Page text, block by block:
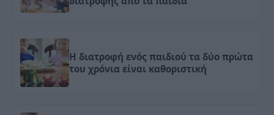
Η διατροφή ενός παιδιού τα δύο πρώτα
του χρόνια είναι καθοριστική